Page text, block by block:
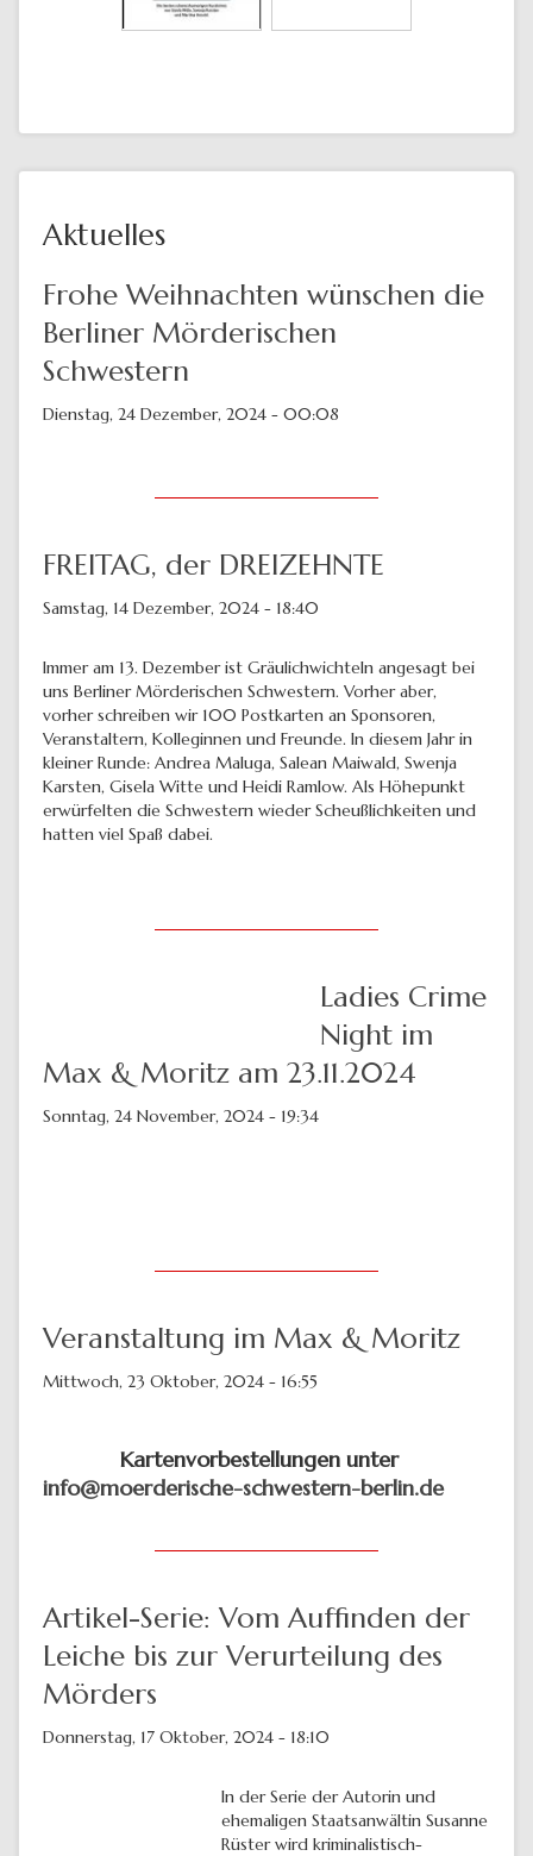
Aktuelles
Frohe Weihnachten wünschen die
Berliner Mörderischen
Schwestern
Dienstag, 24 Dezember, 2024 - 00:08
FREITAG, der DREIZEHNTE
Samstag, 14 Dezember, 2024 - 18:40
Immer am 13. Dezember ist Gräulichwichteln angesagt bei
uns Berliner Mörderischen Schwestern. Vorher aber,
vorher schreiben wir 100 Postkarten an Sponsoren,
Veranstaltern, Kolleginnen und Freunde. In diesem Jahr in
kleiner Runde: Andrea Maluga, Salean Maiwald, Swenja
Karsten, Gisela Witte und Heidi Ramlow. Als Höhepunkt
erwürfelten die Schwestern wieder Scheußlichkeiten und
hatten viel Spaß dabei.
Ladies Crime
Night im
Max & Moritz am 23.11.2024
Sonntag, 24 November, 2024 - 19:34
Veranstaltung im Max & Moritz
Mittwoch, 23 Oktober, 2024 - 16:55
Kartenvorbestellungen unter
info@moerderische-schwestern-berlin.de
Artikel-Serie: Vom Auffinden der
Leiche bis zur Verurteilung des
Mörders
Donnerstag, 17 Oktober, 2024 - 18:10
In der Serie der Autorin und
ehemaligen Staatsanwältin Susanne
Rüster wird kriminalistisch-